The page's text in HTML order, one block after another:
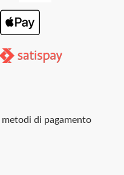
di pagamento